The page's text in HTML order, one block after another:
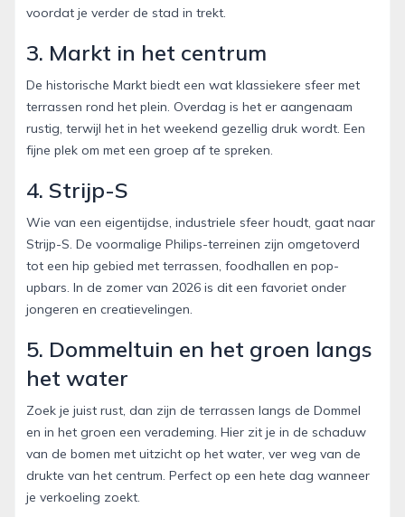
voordat je verder de stad in trekt.
3. Markt in het centrum
De historische Markt biedt een wat klassiekere sfeer met
terrassen rond het plein. Overdag is het er aangenaam
rustig, terwijl het in het weekend gezellig druk wordt. Een
fijne plek om met een groep af te spreken.
4. Strijp-S
Wie van een eigentijdse, industriele sfeer houdt, gaat naar
Strijp-S. De voormalige Philips-terreinen zijn omgetoverd
tot een hip gebied met terrassen, foodhallen en pop-
upbars. In de zomer van 2026 is dit een favoriet onder
jongeren en creatievelingen.
5. Dommeltuin en het groen langs
het water
Zoek je juist rust, dan zijn de terrassen langs de Dommel
en in het groen een verademing. Hier zit je in de schaduw
van de bomen met uitzicht op het water, ver weg van de
drukte van het centrum. Perfect op een hete dag wanneer
je verkoeling zoekt.